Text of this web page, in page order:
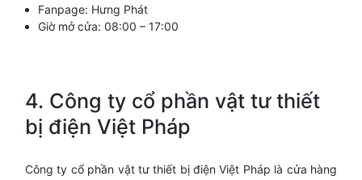
Fanpage: Hưng Phát
Giờ mở cửa: 08:00 – 17:00
4. Công ty cổ phần vật tư thiết
bị điện Việt Pháp
Công ty cổ phần vật tư thiết bị điện Việt Pháp là cửa hàng